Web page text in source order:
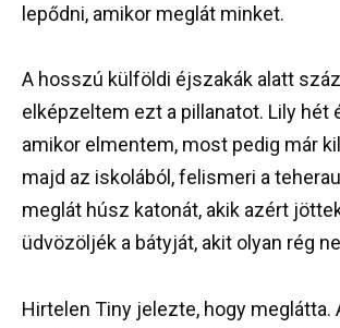
lepődni, amikor meglát minket.
A hosszú külföldi éjszakák alatt
elképzeltem ezt a pillanatot. Lily hét
amikor elmentem, most pedig már
majd az iskolából, felismeri a
meglát húsz katonát, akik azért
üdvözöljék a bátyját, akit olyan rég
Hirtelen Tiny jelezte, hogy meglátta.